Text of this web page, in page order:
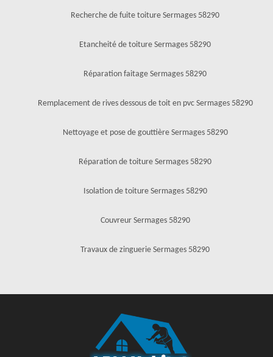
Recherche de fuite toiture Sermages 58290
Etancheité de toiture Sermages 58290
Réparation faitage Sermages 58290
Remplacement de rives dessous de toit en pvc Sermages 58290
Nettoyage et pose de gouttière Sermages 58290
Réparation de toiture Sermages 58290
Isolation de toiture Sermages 58290
Couvreur Sermages 58290
Travaux de zinguerie Sermages 58290